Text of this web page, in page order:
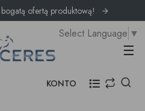
ofertą produktową!
☰
Select Language ▼
KONTO